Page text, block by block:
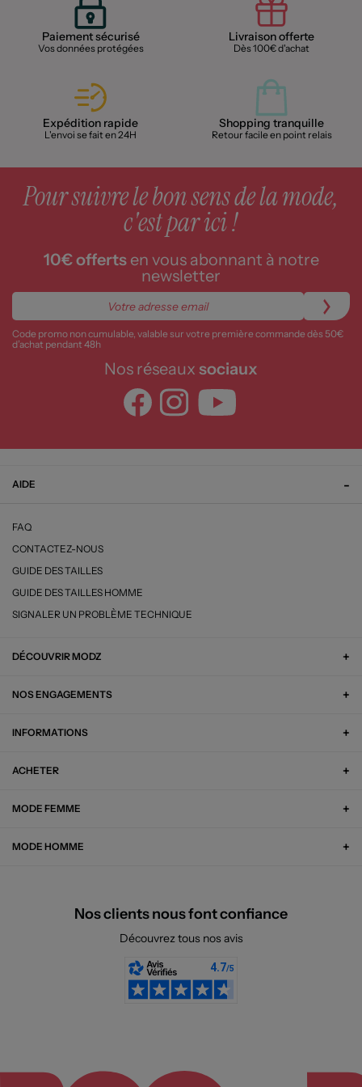
Paiement sécurisé
Vos données protégées
Livraison offerte
Dès 100€ d'achat
Expédition rapide
L'envoi se fait en 24H
Shopping tranquille
Retour facile en point relais
Pour suivre le bon sens de la mode,
c'est par ici !
10€ offertsen vous abonnant à notre
newsletter
Code promo non cumulable, valable sur votre première commande dès 50€
d’achat pendant 48h
Nos réseaux sociaux
AIDE
FAQ
CONTACTEZ-NOUS
GUIDE DES TAILLES
GUIDE DES TAILLES HOMME
SIGNALER UN PROBLÈME TECHNIQUE
DÉCOUVRIR MODZ
NOS ENGAGEMENTS
INFORMATIONS
ACHETER
MODE FEMME
MODE HOMME
Nos clients nous font confiance
Découvrez tous nos avis